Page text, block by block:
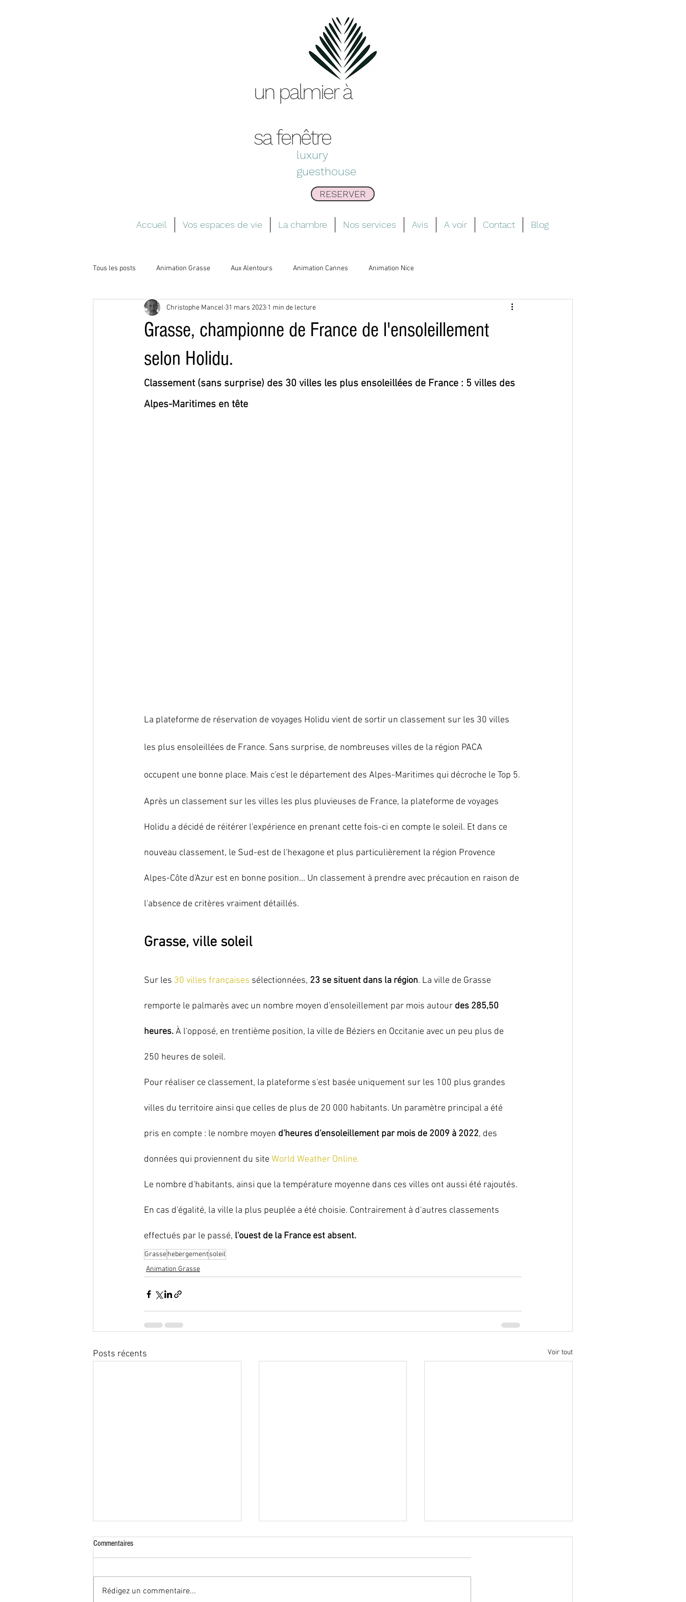
un palmier à
safenêtre
luxury
guesthouse
RESERVER
Accueil Vos espaces de vie La chambre Nos services Avis A voir Contact Blog
Tous les posts Animation Grasse Aux Alentours Animation Cannes Animation Nice
Grasse, championne de France de l'ensoleillement
selon Holidu.
Christophe Mancel 31 mars 2023 1 min de lecture
Classement (sans surprise) des 30 villes les plus ensoleillées de France : 5 villes des
Alpes-Maritimes en tête
La plateforme de réservation de voyages Holidu vient de sortir un classement sur les 30 villes
les plus ensoleillées de France. Sans surprise, de nombreuses villes de la région PACA
occupent une bonne place. Mais c'est le département des Alpes-Maritimes qui décroche le Top 5.
Après un classement sur les villes les plus pluvieuses de France, la plateforme de voyages
Holidu a décidé de réitérer l'expérience en prenant cette fois-ci en compte le soleil. Et dans ce
nouveau classement, le Sud-est de l'hexagone et plus particulièrement la région Provence
Alpes-Côte d'Azur est en bonne position... Un classement à prendre avec précaution en raison de
l'absence de critères vraiment détaillés.
Grasse, ville soleil
Sur les 30 villes françaises sélectionnées, 23 se situent dans la région. La ville de Grasse
remporte le palmarès avec un nombre moyen d'ensoleillement par mois autour des 285,50
heures. À l'opposé, en trentième position, la ville de Béziers en Occitanie avec un peu plus de
250 heures de soleil.
Pour réaliser ce classement, la plateforme s'est basée uniquement sur les 100 plus grandes
villes du territoire ainsi que celles de plus de 20 000 habitants. Un paramètre principal a été
pris en compte : le nombre moyen d'heures d'ensoleillement par mois de 2009 à 2022, des
données qui proviennent du site World Weather Online.
Le nombre d'habitants, ainsi que la température moyenne dans ces villes ont aussi été rajoutés.
En cas d'égalité, la ville la plus peuplée a été choisie. Contrairement à d'autres classements
effectués par le passé, l'ouest de la France est absent.
Grassehebergementsoleil
Animation Grasse
Posts récents Voir tout
Commentaires
Rédigez un commentaire...